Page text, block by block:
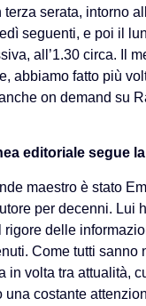
terza serata, intorno
seguenti, e poi il
all’1.30 circa. Il
abbiamo fatto più
on demand su
editoriale segue
maestro è stato
per decenni. Lui
rigore delle
Come tutti
in volta tra attualità,
costante